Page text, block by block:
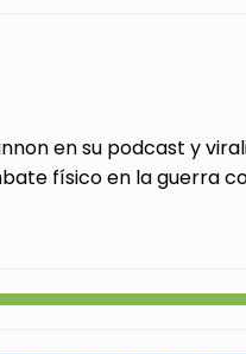
en su podcast y
físico en la guerra